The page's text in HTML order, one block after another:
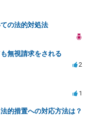
の法的対処法
無視請求をされる
2
1
的措置への対応方法は？